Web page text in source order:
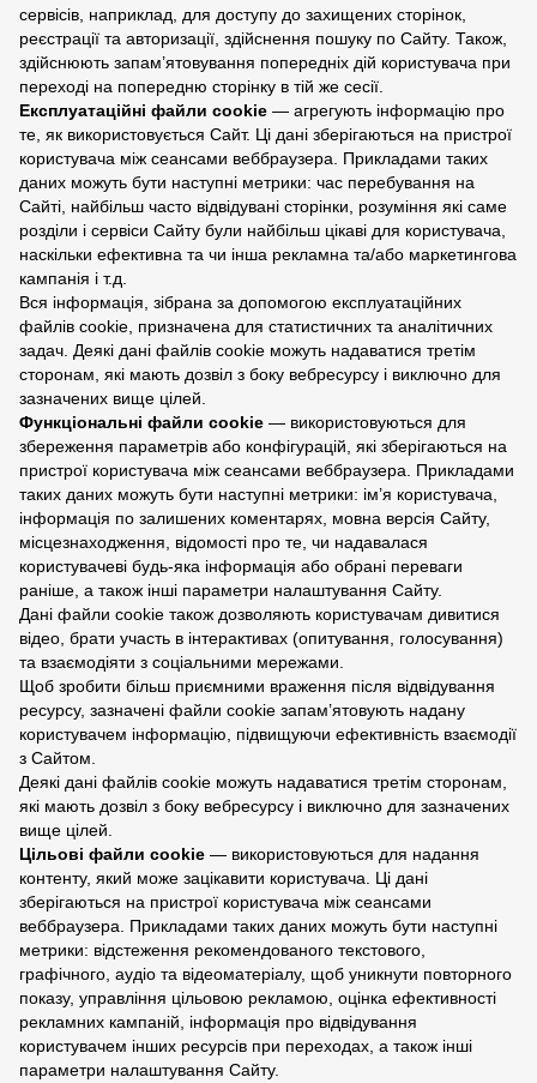
сервісів, наприклад, для доступу до захищених сторінок,
реєстрації та авторизації, здійснення пошуку по Сайту. Також,
здійснюють запам’ятовування попередніх дій користувача при
переході на попередню сторінку в тій же сесії.
Експлуатаційні файли cookie — агрегують інформацію про
те, як використовується Сайт. Ці дані зберігаються на пристрої
користувача між сеансами веббраузера. Прикладами таких
даних можуть бути наступні метрики: час перебування на
Сайті, найбільш часто відвідувані сторінки, розуміння які саме
розділи і сервіси Сайту були найбільш цікаві для користувача,
наскільки ефективна та чи інша рекламна та/або маркетингова
кампанія і т.д.
Вся інформація, зібрана за допомогою експлуатаційних
файлів cookie, призначена для статистичних та аналітичних
задач. Деякі дані файлів cookie можуть надаватися третім
сторонам, які мають дозвіл з боку вебресурсу і виключно для
зазначених вище цілей.
Функціональні файли cookie — використовуються для
збереження параметрів або конфігурацій, які зберігаються на
пристрої користувача між сеансами веббраузера. Прикладами
таких даних можуть бути наступні метрики: ім’я користувача,
інформація по залишених коментарях, мовна версія Сайту,
місцезнаходження, відомості про те, чи надавалася
користувачеві будь-яка інформація або обрані переваги
раніше, а також інші параметри налаштування Сайту.
Дані файли cookie також дозволяють користувачам дивитися
відео, брати участь в інтерактивах (опитування, голосування)
та взаємодіяти з соціальними мережами.
Щоб зробити більш приємними враження після відвідування
ресурсу, зазначені файли cookie запам’ятовують надану
користувачем інформацію, підвищуючи ефективність взаємодії
з Сайтом.
Деякі дані файлів cookie можуть надаватися третім сторонам,
які мають дозвіл з боку вебресурсу і виключно для зазначених
вище цілей.
Цільові файли cookie — використовуються для надання
контенту, який може зацікавити користувача. Ці дані
зберігаються на пристрої користувача між сеансами
веббраузера. Прикладами таких даних можуть бути наступні
метрики: відстеження рекомендованого текстового,
графічного, аудіо та відеоматеріалу, щоб уникнути повторного
показу, управління цільовою рекламою, оцінка ефективності
рекламних кампаній, інформація про відвідування
користувачем інших ресурсів при переходах, а також інші
параметри налаштування Сайту.